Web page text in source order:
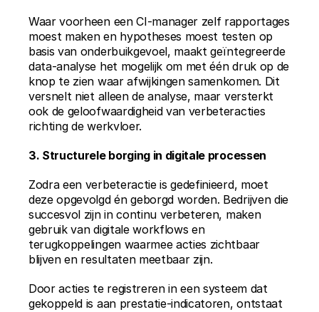
Waar voorheen een CI-manager zelf rapportages
moest maken en hypotheses moest testen op
basis van onderbuikgevoel, maakt geïntegreerde
data-analyse het mogelijk om met één druk op de
knop te zien waar afwijkingen samenkomen. Dit
versnelt niet alleen de analyse, maar versterkt
ook de geloofwaardigheid van verbeteracties
richting de werkvloer.
3. Structurele borging in digitale processen
Zodra een verbeteractie is gedefinieerd, moet
deze opgevolgd én geborgd worden. Bedrijven die
succesvol zijn in continu verbeteren, maken
gebruik van digitale workflows en
terugkoppelingen waarmee acties zichtbaar
blijven en resultaten meetbaar zijn.
Door acties te registreren in een systeem dat
gekoppeld is aan prestatie-indicatoren, ontstaat